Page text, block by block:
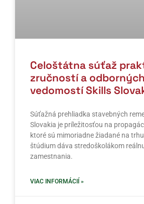
Celoštátna súťaž
zručností a odborných
vedomostí Skills
Súťažná prehliadka stavebných
Slovakia je príležitosťou na
ktoré sú mimoriadne žiadané na
štúdium dáva stredoškolákom
zamestnania.
VIAC INFORMÁCIÍ »